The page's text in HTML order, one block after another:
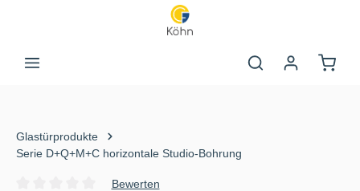
Glastürprodukte
Serie D+Q+M+C horizontale Studio-Bohrung
Bewerten